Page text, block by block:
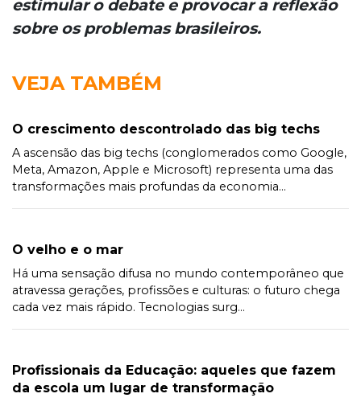
estimular o debate e provocar a reflexão
sobre os problemas brasileiros.
VEJA TAMBÉM
O crescimento descontrolado das big techs
A ascensão das big techs (conglomerados como Google,
Meta, Amazon, Apple e Microsoft) representa uma das
transformações mais profundas da economia...
O velho e o mar
Há uma sensação difusa no mundo contemporâneo que
atravessa gerações, profissões e culturas: o futuro chega
cada vez mais rápido. Tecnologias surg...
Profissionais da Educação: aqueles que fazem
da escola um lugar de transformação